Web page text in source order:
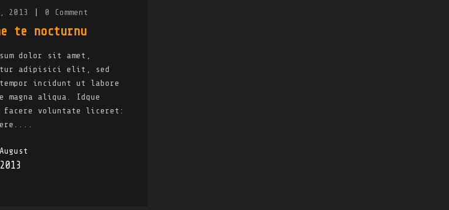
2013 0 Comment
te nocturnu
dolor sit amet,
adipisici elit, sed
tempor incidunt ut labore
magna aliqua. Idque
facere voluntate liceret:
August
2013